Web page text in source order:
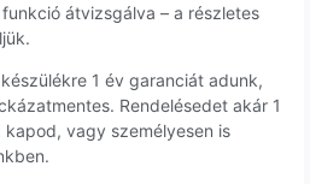
átvizsgálva – a részletes
1 év garanciát adunk,
Rendelésedet akár 1
vagy személyesen is